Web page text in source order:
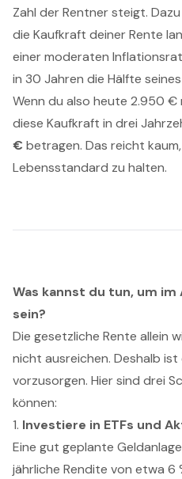
Zahl der Rentner steigt.
die Kaufkraft deiner Rente
einer moderaten
in 30 Jahren die Hälfte
Wenn du also heute 2.950
diese Kaufkraft in drei
€ betragen. Das reicht
Lebensstandard zu halten.
Was kannst du tun, um
sein?
Die gesetzliche Rente allein
nicht ausreichen. Deshalb
vorzusorgen. Hier sind drei
können:
1. Investiere in ETFs und
Eine gut geplante
jährliche Rendite von etwa 6